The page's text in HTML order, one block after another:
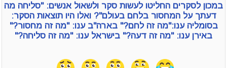
במכון לסקרים החליטו לעשות סקר ולשאול אנשים: "סליחה מה
דעתך על המחסור בלחם בעולם"? ואלו היו תוצאות הסקר:
בסומליה ענו:"מה זה לחם?" בארה"ב ענו: "מה זה מחסור?"
באירן ענו: "מה זה דעה?" בישראל ענו: "מה זה סליחה?"